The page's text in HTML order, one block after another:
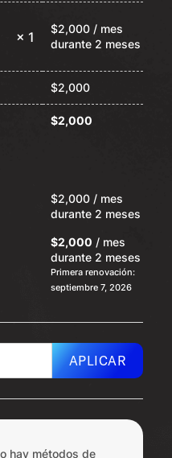
× 1
$2,000 / mes
durante 2 meses
$2,000
$2,000
$2,000 / mes
durante 2 meses
$2,000 / mes
durante 2 meses
Primera renovación:
septiembre 7, 2026
APLICAR
hay métodos de